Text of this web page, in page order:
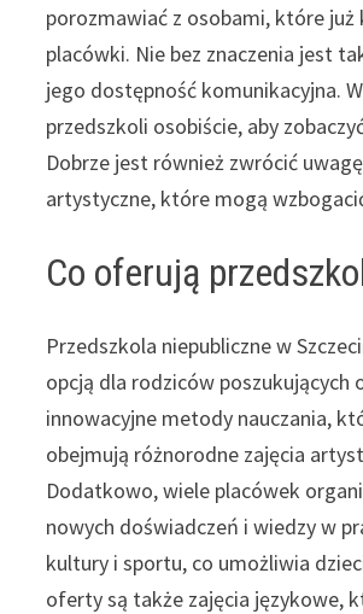
porozmawiać z osobami, które już
placówki. Nie bez znaczenia jest
jego dostępność komunikacyjna.
przedszkoli osobiście, aby
Dobrze jest również zwrócić
artystyczne, które mogą
Co oferują
Przedszkola niepubliczne w
opcją dla rodziców
innowacyjne metody nauczania,
obejmują różnorodne zajęcia
Dodatkowo, wiele placówek
nowych doświadczeń i wiedzy w
kultury i sportu, co umożliwia
oferty są także zajęcia językowe,